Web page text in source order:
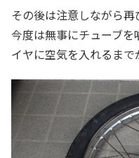
その後は注意しながら再
今度は無事にチューブ
イヤに空気を入れるま